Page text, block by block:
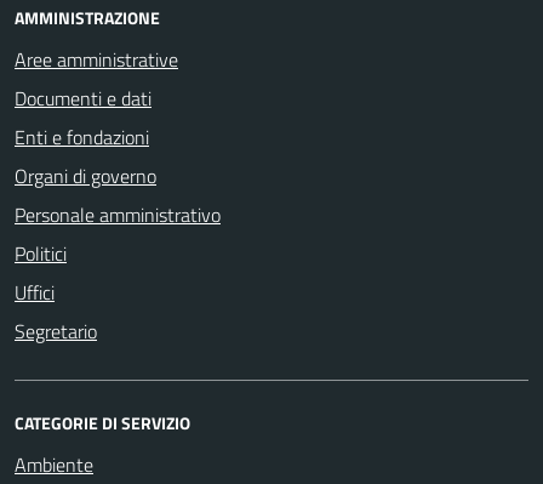
AMMINISTRAZIONE
Aree amministrative
Documenti e dati
Enti e fondazioni
Organi di governo
Personale amministrativo
Politici
Uffici
Segretario
CATEGORIE DI SERVIZIO
Ambiente